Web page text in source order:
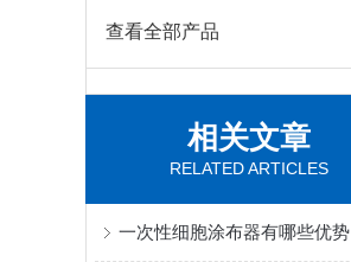
查看全部产品
相关文章
RELATED ARTICLES
一次性细胞涂布器有哪些优势